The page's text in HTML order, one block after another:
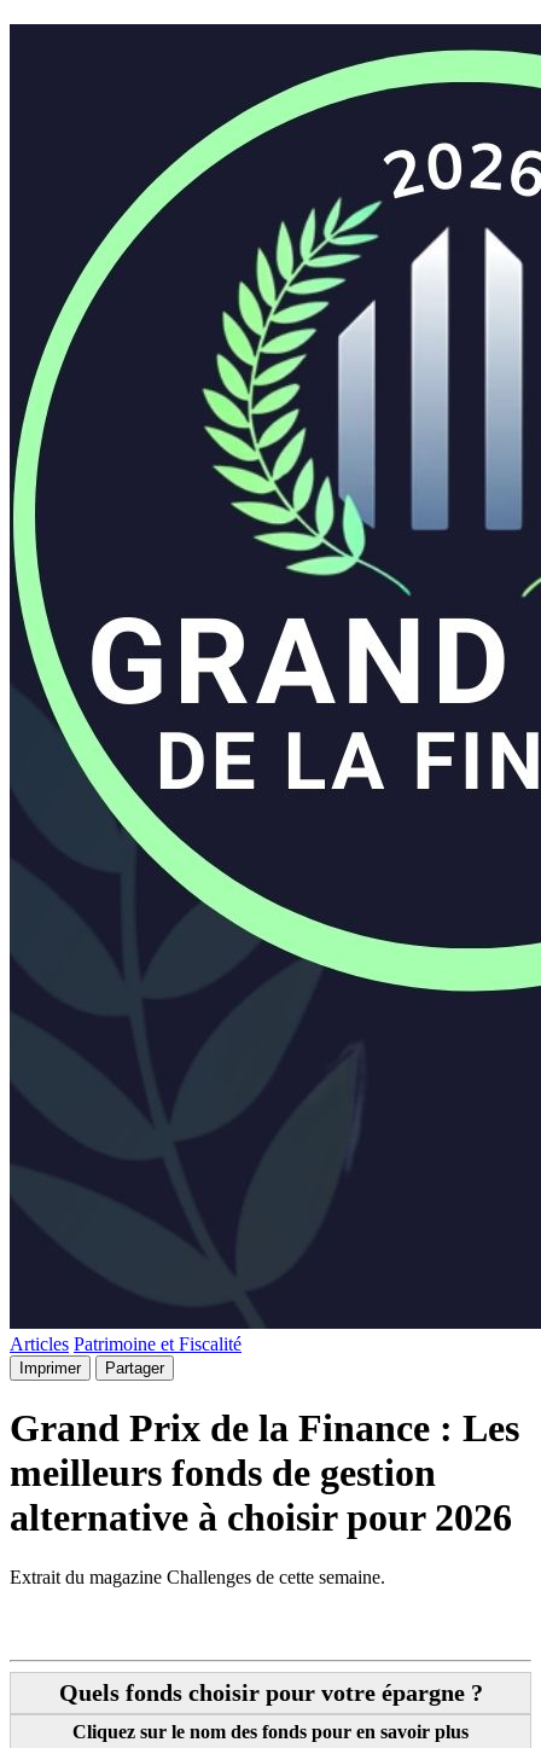
Articles Patrimoine et Fiscalité
Imprimer Partager
Grand Prix de la Finance : Les
meilleurs fonds de gestion
alternative à choisir pour 2026
Extrait du magazine Challenges de cette semaine.
Quels fonds choisir pour votre épargne ?
Cliquez sur le nom des fonds pour en savoir plus